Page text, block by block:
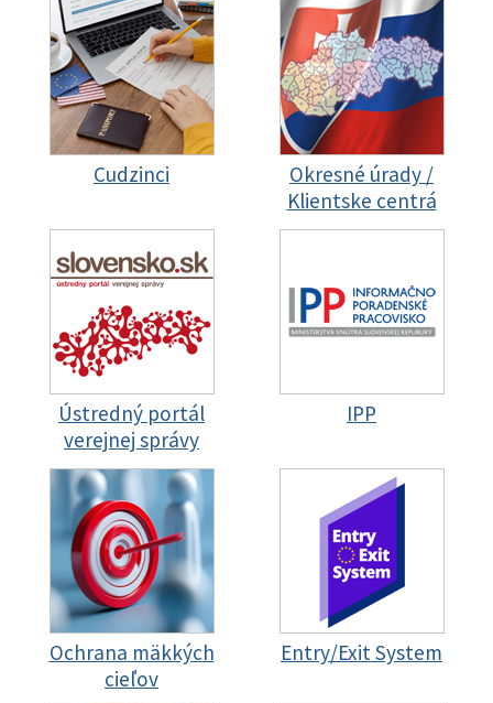
Cudzinci
Okresné úrady /
Klientske centrá
Ústredný portál
verejnej správy
IPP
Ochrana mäkkých
cieľov
Entry/Exit System